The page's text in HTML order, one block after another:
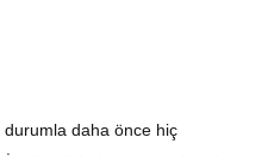
durumla daha önce hiç